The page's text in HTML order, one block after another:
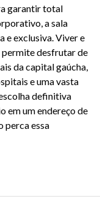
garantir total
a sala
e exclusiva. Viver e
desfrutar de
da capital gaúcha,
e uma vasta
definitiva
em um endereço de
perca essa